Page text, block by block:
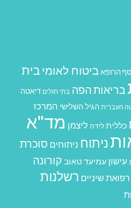
הרופא ביטוח לאומיבית
בריאות הפה בתי חולים דיאטה
העברית הגיל השלישי המרכז
כללית לידה ליצמן מד"א
ניתוח ניתוחים סוכרת
עישון עמיעד טאוב קורונה
רפואת שיניים רשלנות